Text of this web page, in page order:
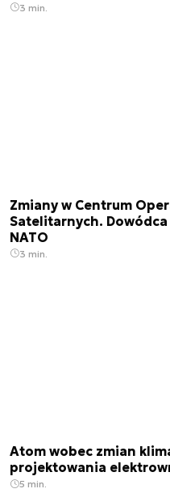
3 min.
Zmiany w Centrum
Satelitarnych.
NATO
3 min.
Atom wobec zmian
projektowania
5 min.